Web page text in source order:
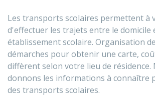
Les transports scolaires permettent à
d'effectuer les trajets entre le domicile
établissement scolaire. Organisation
démarches pour obtenir une carte,
diffèrent selon votre lieu de résidence.
donnons les informations à connaître
des transports scolaires.